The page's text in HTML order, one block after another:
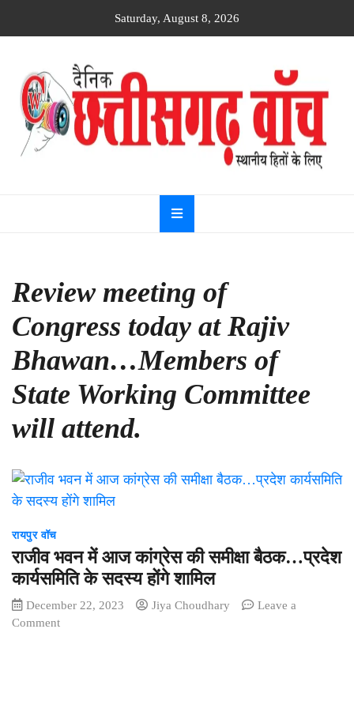
Saturday, August 8, 2026
Dainik
Chhattisgarh
watch
Review meeting of
Congress today at Rajiv
Bhawan…Members of
State Working Committee
will attend.
रायपुर वॉच
राजीव भवन में आज कांग्रेस की समीक्षा बैठक…प्रदेश
कार्यसमिति के सदस्य होंगे शामिल
December 22, 2023 Jiya Choudhary
Leave a
Commenton